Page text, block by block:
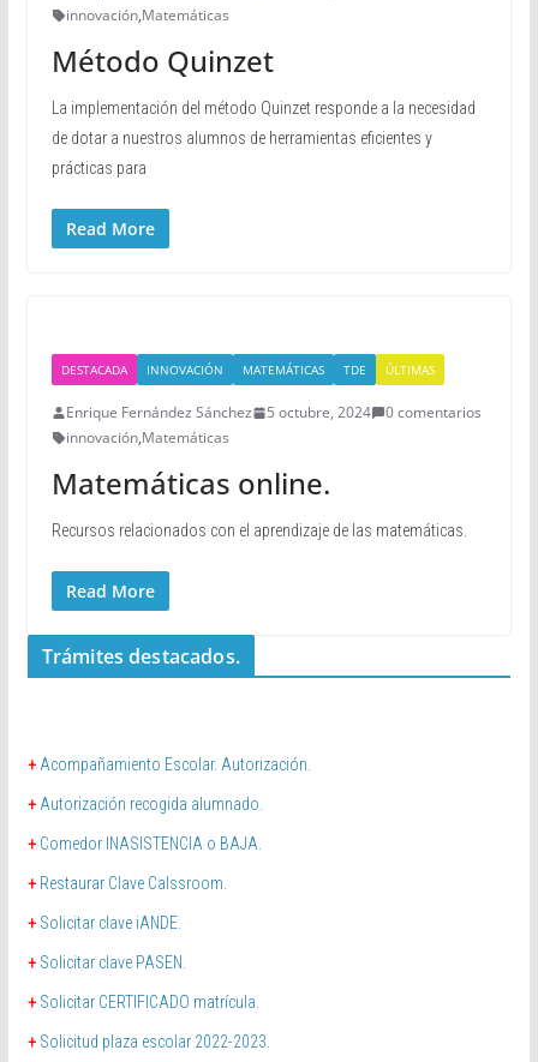
innovación,Matemáticas
Método Quinzet
La implementación del método Quinzet responde a la necesidad
de dotar a nuestros alumnos de herramientas eficientes y
prácticas para
Read More
DESTACADA INNOVACIÓN MATEMÁTICAS TDE ÚLTIMAS
Enrique Fernández Sánchez 5 octubre, 2024
0 comentarios
innovación,Matemáticas
Matemáticas online.
Recursos relacionados con el aprendizaje de las matemáticas.
Read More
Trámites destacados.
+ Acompañamiento Escolar. Autorización.
+ Autorización recogida alumnado.
+ Comedor INASISTENCIA o BAJA.
+ Restaurar Clave Calssroom.
+ Solicitar clave iANDE.
+ Solicitar clave PASEN.
+ Solicitar CERTIFICADO matrícula.
+ Solicitud plaza escolar 2022-2023.